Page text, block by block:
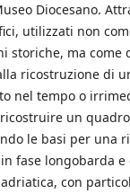
Diocesano.
utilizzati non
storiche, ma come
ricostruzione di
nel tempo o
un
le basi per una
fase longobarda e
con